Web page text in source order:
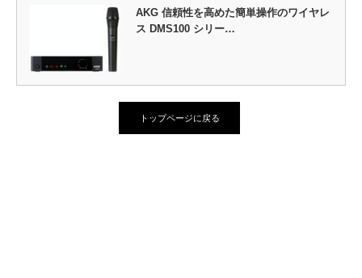
AKG 信頼性を高めた簡単操作のワイヤレ
ス DMS100 シリー…
トップページに戻る